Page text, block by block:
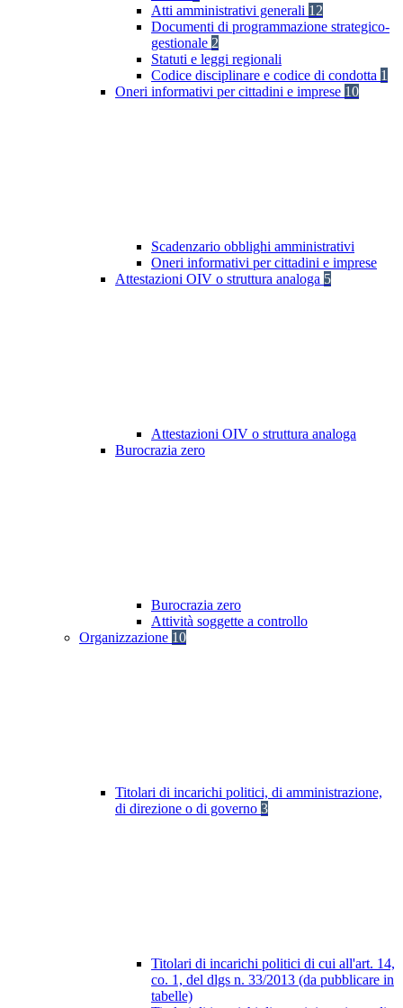
Atti amministrativi generali 12
Documenti di programmazione strategico-
gestionale 2
Statuti e leggi regionali
Codice disciplinare e codice di condotta 1
Oneri informativi per cittadini e imprese 10
Scadenzario obblighi amministrativi
Oneri informativi per cittadini e imprese
Attestazioni OIV o struttura analoga 5
Attestazioni OIV o struttura analoga
Burocrazia zero
Burocrazia zero
Attività soggette a controllo
Organizzazione 10
Titolari di incarichi politici, di amministrazione,
di direzione o di governo 3
Titolari di incarichi politici di cui all'art. 14,
co. 1, del dlgs n. 33/2013 (da pubblicare in
tabelle)